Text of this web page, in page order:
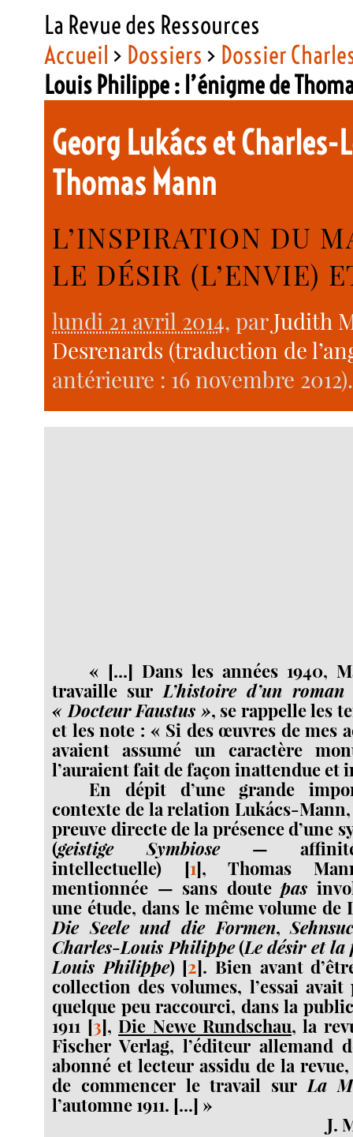
La Revue des Ressources
Accueil > Dossiers > Dossier
Louis Philippe : l’énigme de
Georg Lukács et
Thomas Mann
L’INSPIRATION DU
LE DÉSIR (L’ENVIE)
lundi 21 avril 2014, parJudith
Desrenards (traduction de
antérieure : 16 novembre 2012).
« [...] Dans les années 1940,
travaille sur L’histoire d’un
« Docteur Faustus », se rappelle les
et les note : « Si des œuvres de mes
avaient assumé un caractère
l’auraient fait de façon inattendue et
En dépit d’une grande
contexte de la relation Lukács-
preuve directe de la présence d’une
(geistige Symbiose— affinité
intellectuelle) [1], Thomas
mentionnée — sans doutepas
une étude, dans le même volume de
Die Seele und die Formen,
Charles-Louis Philippe(Le désir et
Louis Philippe)[2]. Bien avant
collection des volumes, l’essai
quelque peu raccourci, dans la
1911 [3],Die Newe Rundschau, la
Fischer Verlag, l’éditeur allemand
abonné et lecteur assidu de la
de commencer le travail sur La
l’automne 1911. [...] »
J.